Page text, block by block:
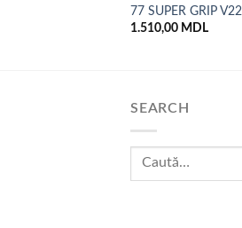
77 SUPER GRIP V22
1.510,00 MDL
SEARCH